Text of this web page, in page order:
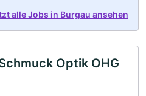
alle Jobs in Burgau ansehen
Optik OHG